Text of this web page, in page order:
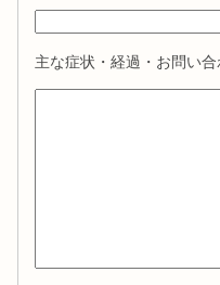
主な症状・経過・お問い